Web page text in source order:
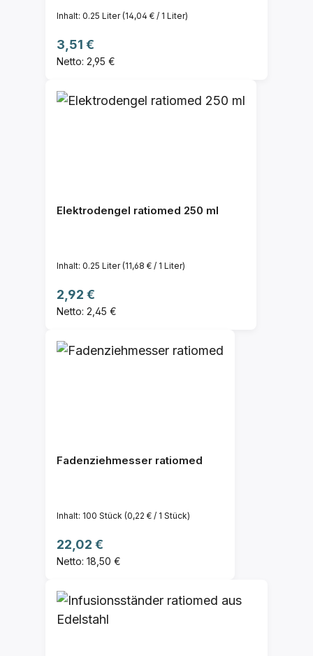
Inhalt: 0.25 Liter(14,04 € / 1 Liter)
Regulärer Preis:
3,51 €
Netto: 2,95 €
Elektrodengel ratiomed 250 ml
Inhalt: 0.25 Liter(11,68 € / 1 Liter)
Regulärer Preis:
2,92 €
Netto: 2,45 €
Fadenziehmesser ratiomed
Inhalt: 100 Stück (0,22 € / 1 Stück)
Regulärer Preis:
22,02 €
Netto: 18,50 €